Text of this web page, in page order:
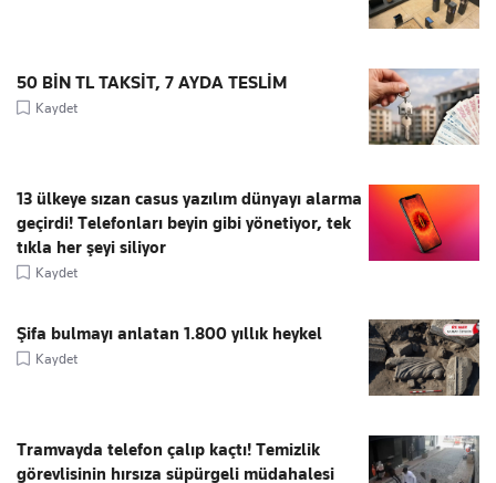
50 BİN TL TAKSİT, 7 AYDA TESLİM
Kaydet
13 ülkeye sızan casus yazılım dünyayı alarma
geçirdi! Telefonları beyin gibi yönetiyor, tek
tıkla her şeyi siliyor
Kaydet
Şifa bulmayı anlatan 1.800 yıllık heykel
Kaydet
Tramvayda telefon çalıp kaçtı! Temizlik
görevlisinin hırsıza süpürgeli müdahalesi